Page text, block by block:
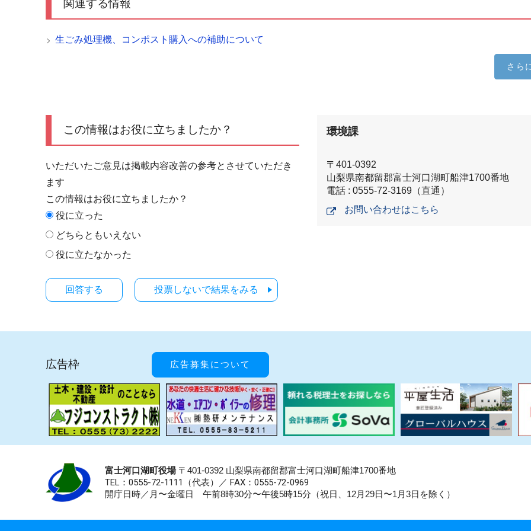
関連する情報
生ごみ処理機、コンポスト購入への補助について
さら
この情報はお役に立ちましたか？
いただいたご意見は掲載内容改善の参考とさせていただき
ます
この情報はお役に立ちましたか？
役に立った
どちらともいえない
役に立たなかった
投票しないで結果をみる
環境課
〒401-0392
山梨県南都留郡富士河口湖町船津1700番地
電話 : 0555-72-3169（直通）
お問い合わせはこちら
広告枠 広告募集について
富士河口湖町役場〒401-0392 山梨県南都留郡富士河口湖町船津1700番地
TEL：0555-72-1111 （代表）／ FAX：0555-72-0969
開庁日時／月〜金曜日 午前8時30分〜午後5時15分（祝日、12月29日〜1月3日を除く）